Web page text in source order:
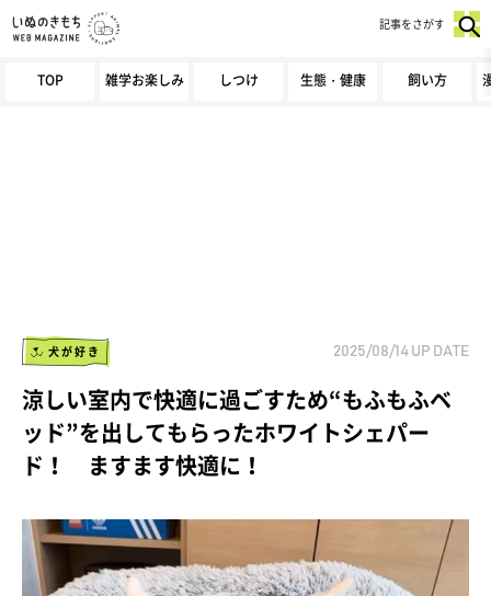
TOP 雑学お楽しみ しつけ 生態・健康 飼い方
記事をさがす
犬が好き 2025/08/14 UP DATE
涼しい室内で快適に過ごすため“もふもふベ
ッド”を出してもらったホワイトシェパー
ド！ ますます快適に！